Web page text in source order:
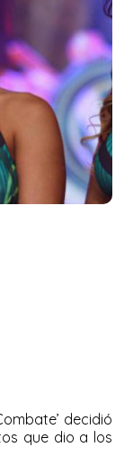
decidió
que dio a los